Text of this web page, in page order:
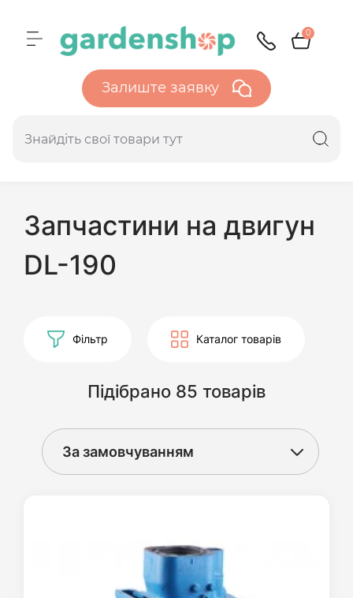
0
Залиште заявку
Запчастини на двигун
DL-190
Фільтр Каталог товарів
Підібрано 85 товарів